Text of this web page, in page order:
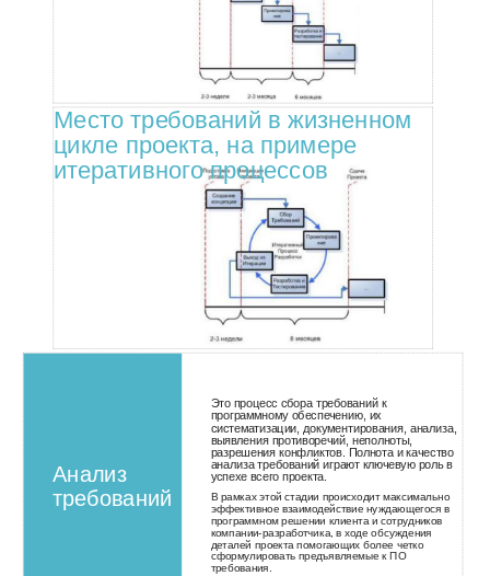
Место требований в жизненном
цикле проекта, на примере
итеративного процессов
Анализ
требований
Это процесс сбора требований к
программному обеспечению, их
систематизации, документирования, анализа,
выявления противоречий, неполноты,
разрешения конфликтов. Полнота и качество
анализа требований играют ключевую роль в
успехе всего проекта.
В рамках этой стадии происходит максимально
эффективное взаимодействие нуждающегося в
программном решении клиента и сотрудников
компании-разработчика, в ходе обсуждения
деталей проекта помогающих более четко
сформулировать предъявляемые к ПО
требования.